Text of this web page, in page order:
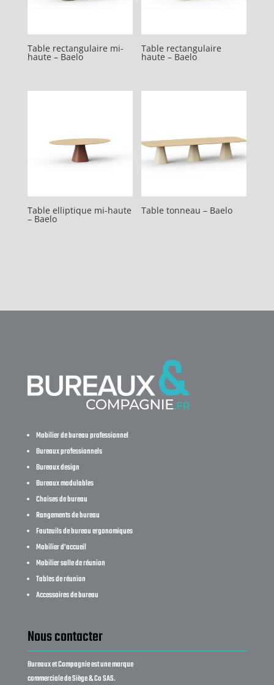
Table rectangulaire mi-
haute – Baelo
Table rectangulaire
haute – Baelo
Table elliptique mi-haute
– Baelo
Table tonneau – Baelo
Mobilier de bureau professionnel
Bureaux professionnels
Bureaux design
Bureaux modulables
Chaises de bureau
Rangements de bureau
Fauteuils de bureau ergonomiques
Mobilier d’accueil
Mobilier salle de réunion
Tables de réunion
Accessoires de bureau
Nous contacter
Bureaux et Compagnie est une marque
commerciale de Siège & Co SAS.